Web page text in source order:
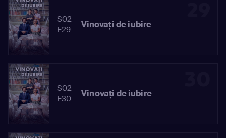
S02
E29
Vinovaţi de iubire
S02
E30
Vinovaţi de iubire